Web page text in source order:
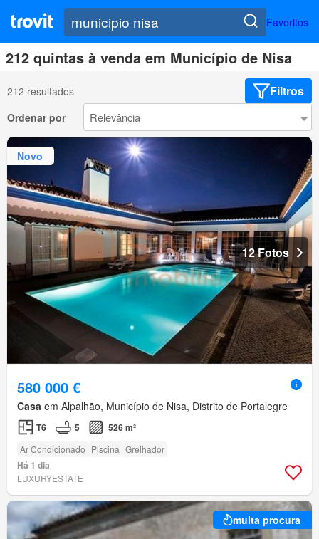
Favoritos
212 quintas à venda em Município de Nisa
212 resultados Filtros
Ordenar por
Novo
12 Fotos
580 000 €
Casa em Alpalhão, Município de Nisa, Distrito de Portalegre
T6 5 526 m²
Ar Condicionado Piscina Grelhador
Há 1 dia
LUXURYESTATE
muita procura